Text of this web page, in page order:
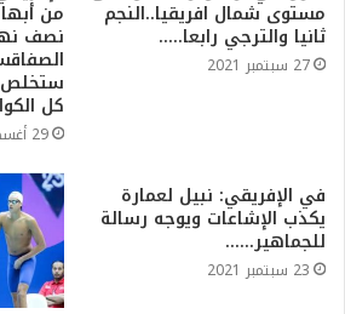
مستوى شمال افريقيا..النجم
ثانيا والترجي رابعا…..
27 سبتمبر 2021
من
نصف
ستخلص
كل
29 أغسطس 2022
في الإفريقي: نبيل لعمارة
يكذب الإشاعات ويوجه رسالة
للجماهير……
23 سبتمبر 2021